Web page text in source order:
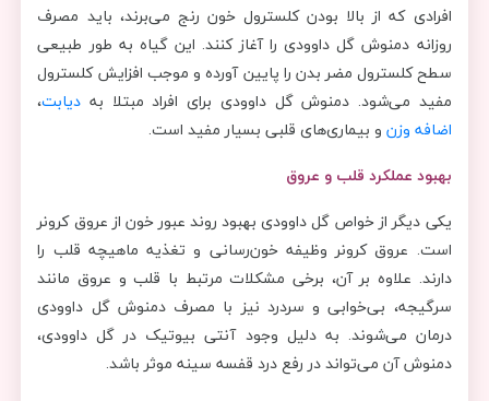
افرادی که از بالا بودن کلسترول خون رنج می‌برند، باید مصرف
روزانه دمنوش گل داوودی را آغاز کنند. این گیاه به طور طبیعی
سطح کلسترول مضر بدن را پایین آورده و موجب افزایش کلسترول
مفید می‌شود. دمنوش گل داوودی برای افراد مبتلا به دیابت،
اضافه وزن و بیماری‌های قلبی بسیار مفید است.
بهبود عملکرد قلب و عروق
یکی دیگر از خواص گل داوودی بهبود روند عبور خون از عروق کرونر
است. عروق کرونر وظیفه خون‌رسانی و تغذیه ماهیچه قلب را
دارند. علاوه بر آن، برخی مشکلات مرتبط با قلب و عروق مانند
سرگیجه، بی‌خوابی و سردرد نیز با مصرف دمنوش گل داوودی
درمان می‌شوند. به دلیل وجود آنتی بیوتیک در گل داوودی،
دمنوش آن می‌تواند در رفع درد قفسه سینه موثر باشد.